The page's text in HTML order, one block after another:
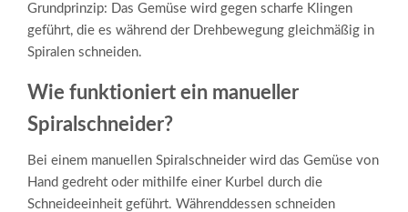
Grundprinzip: Das Gemüse wird gegen scharfe Klingen
geführt, die es während der Drehbewegung gleichmäßig in
Spiralen schneiden.
Wie funktioniert ein manueller
Spiralschneider?
Bei einem manuellen Spiralschneider wird das Gemüse von
Hand gedreht oder mithilfe einer Kurbel durch die
Schneideeinheit geführt. Währenddessen schneiden